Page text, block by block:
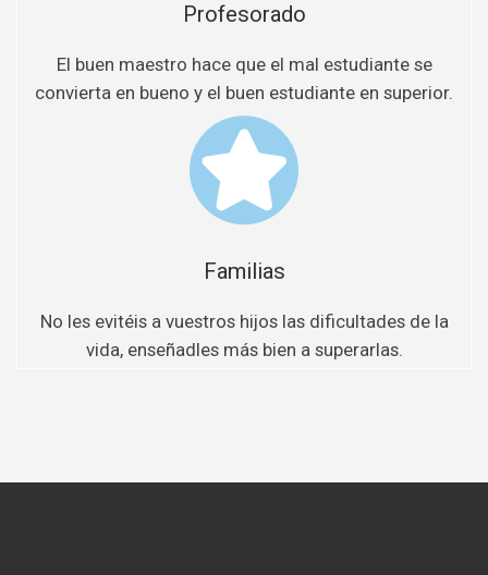
Profesorado
El buen maestro hace que el mal estudiante se
convierta en bueno y el buen estudiante en superior.
Familias
No les evitéis a vuestros hijos las dificultades de la
vida, enseñadles más bien a superarlas.